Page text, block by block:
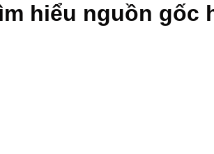
hiểu nguồn gốc